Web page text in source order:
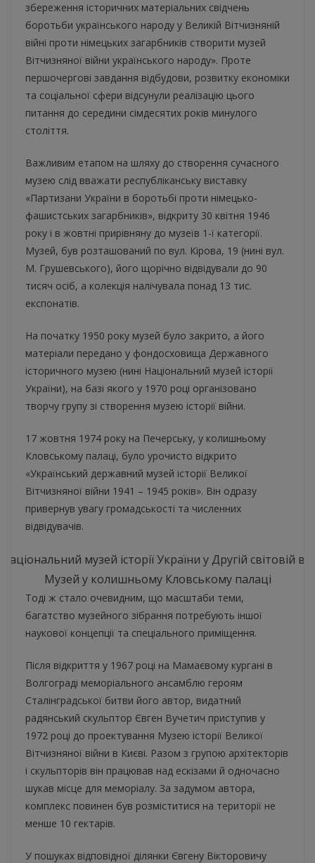
збереження історичних матеріальних свідчень
боротьби українського народу у Великій Вітчизняній
війні проти німецьких загарбників створити музей
Вітчизняної війни українського народу». Проте
першочергові завдання відбудови, розвитку економіки
та соціальної сфери відсунули реалізацію цього
питання до середини сімдесятих років минулого
століття.
Важливим етапом на шляху до створення сучасного
музею слід вважати республіканську виставку
«Партизани України в боротьбі проти німецько-
фашистських загарбників», відкриту 30 квітня 1946
року і в жовтні прирівняну до музеїв 1-ї категорії.
Музей, був розташований по вул. Кірова, 19 (нині вул.
М. Грушевського), його щорічно відвідували до 90
тисяч осіб, а колекція налічувала понад 13 тис.
експонатів.
На початку 1950 року музей було закрито, а його
матеріали передано у фондосховища Державного
історичного музею (нині Національний музей історії
України), на базі якого у 1970 році організовано
творчу групу зі створення музею історії війни.
17 жовтня 1974 року на Печерську, у колишньому
Кловському палаці, було урочисто відкрито
«Український державний музей історії Великої
Вітчизняної війни 1941 – 1945 років». Він одразу
привернув увагу громадськості та численних
відвідувачів.
Музей у колишньому Кловському палаці
Тоді ж стало очевидним, що масштаби теми,
багатство музейного зібрання потребують іншої
наукової концепції та спеціального приміщення.
Після відкриття у 1967 році на Мамаєвому кургані в
Волгограді меморіального ансамблю героям
Сталінградської битви його автор, видатний
радянський скульптор Євген Вучетич приступив у
1972 році до проектування Музею історії Великої
Вітчизняної війни в Києві. Разом з групою архітекторів
і скульпторів він працював над ескізами й одночасно
шукав місце для меморіалу. За задумом автора,
комплекс повинен був розміститися на території не
менше 10 гектарів.
У пошуках відповідної ділянки Євгену Вікторовичу